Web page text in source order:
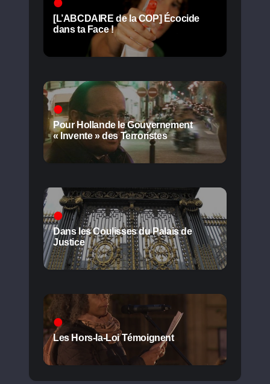
[L’ABCDAIRE de la COP] Écocide
dans ta Face !
Pour Hollande le Gouvernement
« Invente » des Terroristes
Dans les Coulisses du Palais de
Justice
Les Hors-la-Loi Témoignent